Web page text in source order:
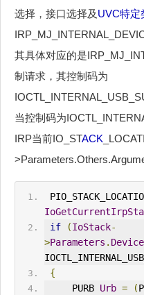
选择，接口选择及 UVC特定
其具体对应的是
制请求，其控制码为
当控制码为
IRP当前IO_STACK
PIO_STACK
if
(IoStack-
>Parameters .
{
     PURB
Urb = (